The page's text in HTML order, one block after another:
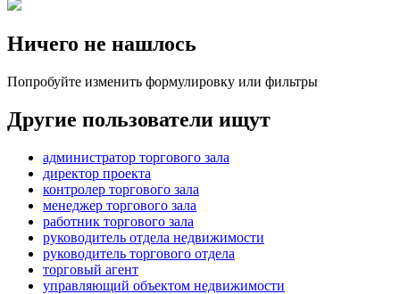
Ничего не нашлось
Попробуйте изменить формулировку или фильтры
Другие пользователи ищут
администратор торгового зала
директор проекта
контролер торгового зала
менеджер торгового зала
работник торгового зала
руководитель отдела недвижимости
руководитель торгового отдела
торговый агент
управляющий объектом недвижимости